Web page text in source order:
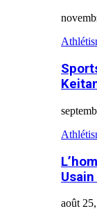
août